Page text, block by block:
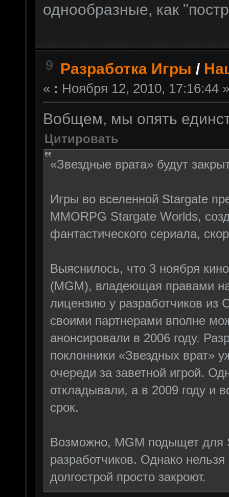
однообразные, как
9 Разработка Игры /
« : Ноября 12, 2010, 17:16:44 »
Вобщем, мы опять
Цитировать
«Звездные врата» будут
Игры во вселенной Stargate
MMORPG Stargate Worlds,
фантастического сериала,
Выяснилось, что 3 ноября
(MGM), владеющая правами
лицензию у разработчиков из
своими партнерами вполне
анонсировали в 2006 году.
поклонники «Звездных врат»
очереди за заветной игрой.
откладывали, а в 2009 году и
срок.
Возможно, MGM подыщет для
разработчиков. Однако
долгострой просто закроют.